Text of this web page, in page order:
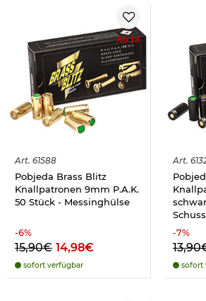
Ab 18
Art. 61588
Pobjeda Brass Blitz
Knallpatronen 9mm P.A.K.
50 Stück - Messinghülse
-6%
15,90€ 14,98€
sofort verfügbar
Art.
Schuss
-7%
sofort